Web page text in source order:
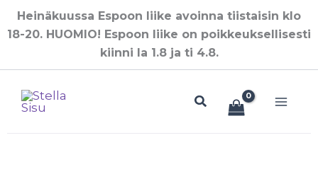
Siirry
sisältöön
Heinäkuussa Espoon liike avoinna tiistaisin klo
18-20. HUOMIO! Espoon liike on poikkeuksellisesti
kiinni la 1.8 ja ti 4.8.
Hae